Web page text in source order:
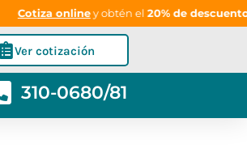
Cotiza onliney obtén el20% de descuentoen
Ver cotización
310-0680/81